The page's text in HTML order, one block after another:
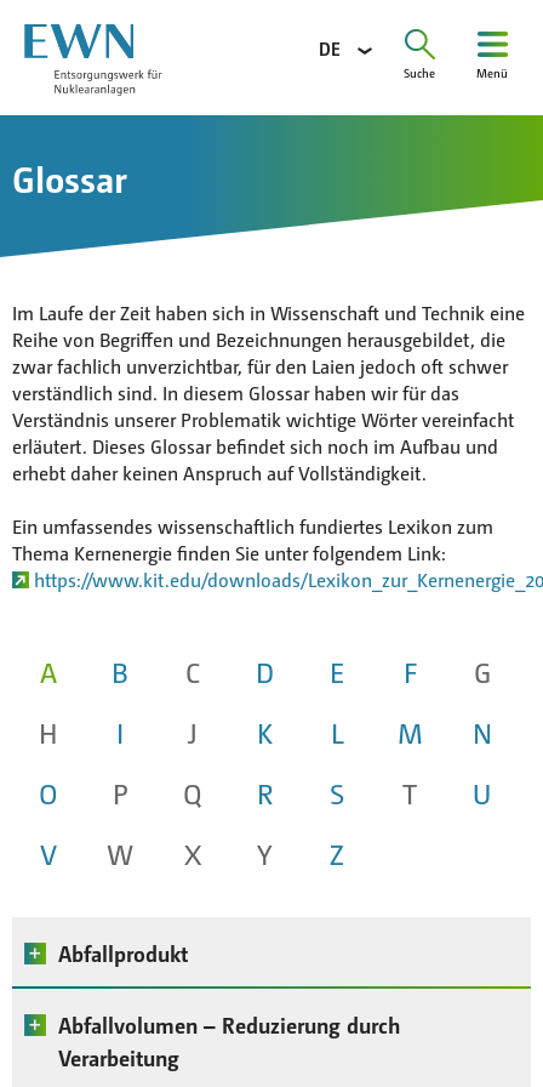
DE
Suche Menü
Suchen
Aufgaben
Karriere
Ausschreibungen
Presse
Kontakt
Glossar
Anfahrt
Glossar
Im Laufe der Zeit haben sich in Wissenschaft und Technik eine
Reihe von Begriffen und Bezeichnungen herausgebildet, die
zwar fachlich unverzichtbar, für den Laien jedoch oft schwer
verständlich sind. In diesem Glossar haben wir für das
Verständnis unserer Problematik wichtige Wörter vereinfacht
erläutert. Dieses Glossar befindet sich noch im Aufbau und
erhebt daher keinen Anspruch auf Vollständigkeit.
Ein umfassendes wissenschaftlich fundiertes Lexikon zum
Thema Kernenergie finden Sie unter folgendem Link:
https://www.kit.edu/downloads/
A B C D E F
G
H
I J K L M
N
O
P Q R S T
U
V
W X Y Z
Abfallprodukt
Als „Abfallprodukt“ bezeichnet man radioaktiven
Abfall im verarbeiteten Zustand (ohne
Abfallvolumen – Reduzierung durch
Verarbeitung